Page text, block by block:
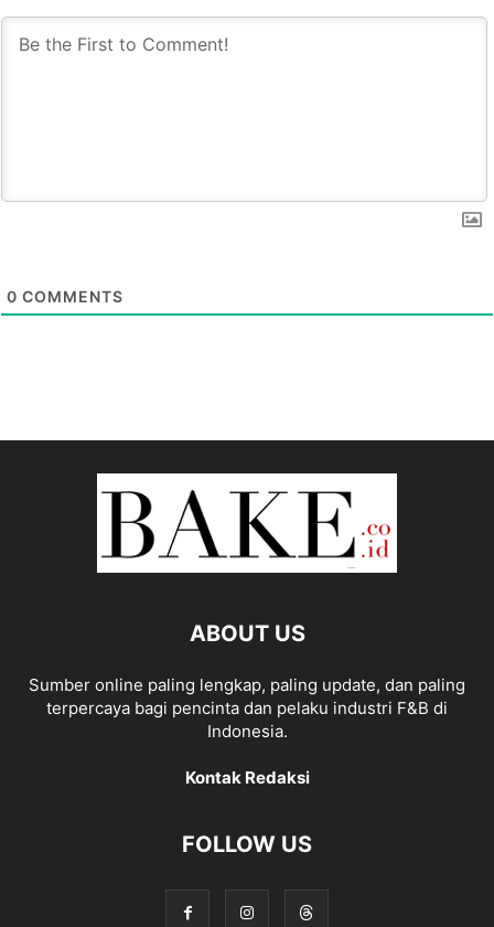
0 COMMENTS
ABOUT US
Sumber online paling lengkap, paling update, dan paling
terpercaya bagi pencinta dan pelaku industri F&B di
Indonesia.
Kontak Redaksi
FOLLOW US